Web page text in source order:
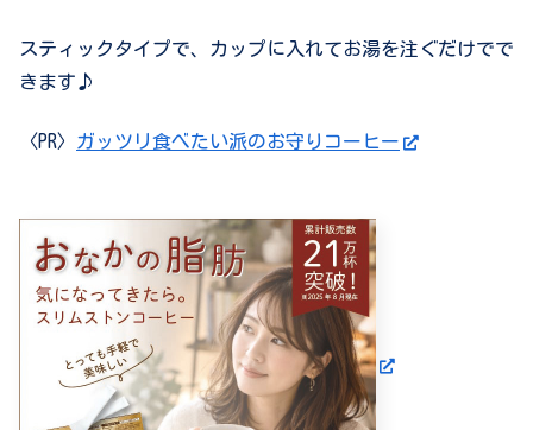
スティックタイプで、カップに入れてお湯を注ぐだけでで
きます♪
〈PR〉 ガッツリ食べたい派のお守りコーヒー